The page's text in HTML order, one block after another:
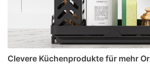
Clevere Küchenprodukte für mehr